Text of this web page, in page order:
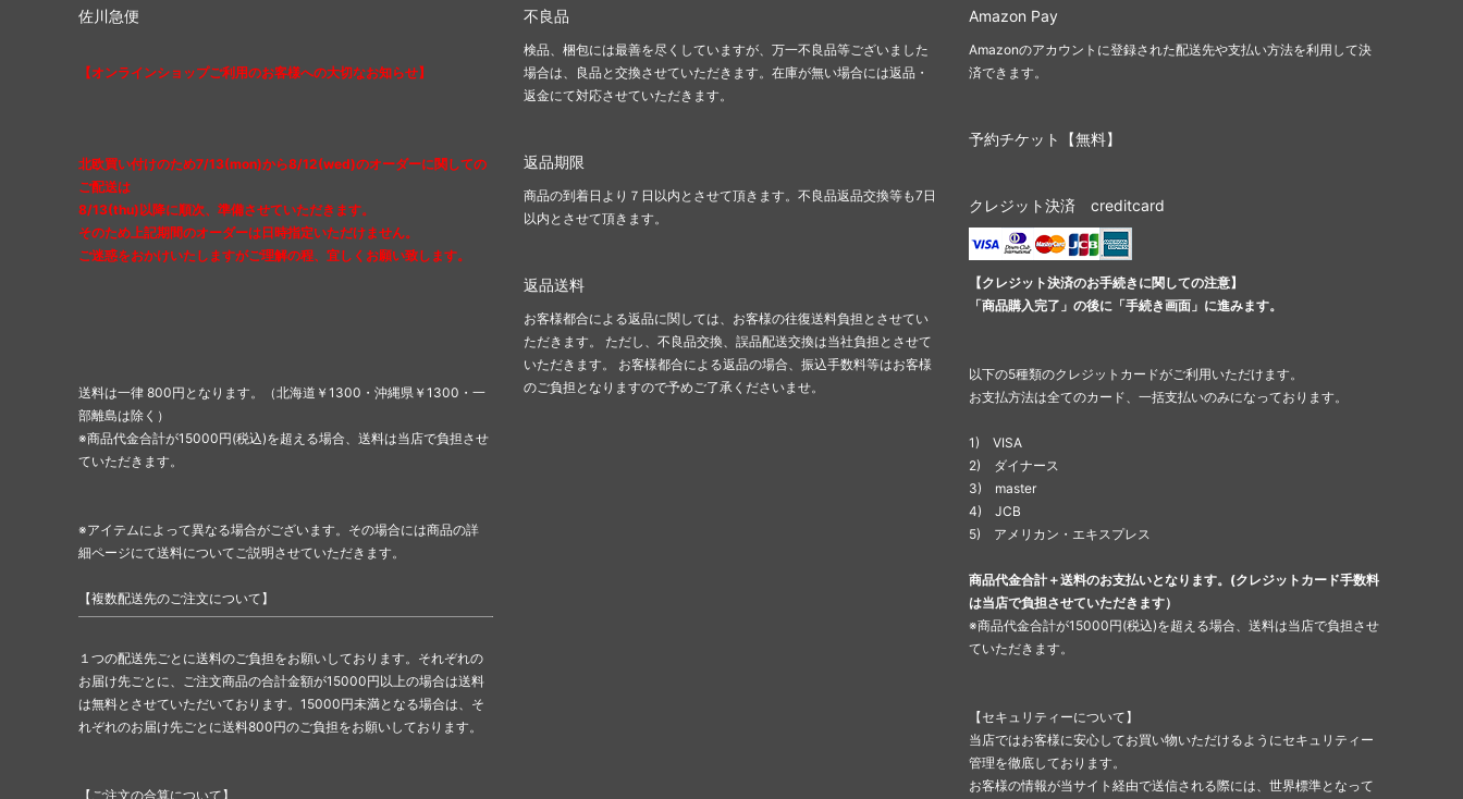
佐川急便
【オンラインショップご利用のお客様への大切なお知らせ】
北欧買い付けのため7/13(mon)から8/12(wed)のオーダーに関しての
ご配送は
8/13(thu)以降に順次、準備させていただきます。
そのため上記期間のオーダーは日時指定いただけません。
ご迷惑をおかけいたしますがご理解の程、宜しくお願い致します。
送料は一律 800円となります。（北海道￥1300・沖縄県￥1300・一
部離島は除く）
※商品代金合計が15000円(税込)を超える場合、送料は当店で負担させ
ていただきます。
※アイテムによって異なる場合がございます。その場合には商品の詳
細ページにて送料についてご説明させていただきます。
【複数配送先のご注文について】
１つの配送先ごとに送料のご負担をお願いしております。それぞれの
お届け先ごとに、ご注文商品の合計金額が15000円以上の場合は送料
は無料とさせていただいております。15000円未満となる場合は、そ
れぞれのお届け先ごとに送料800円のご負担をお願いしております。
【ご注文の合算について】
不良品
検品、梱包には最善を尽くしていますが、万一不良品等ございました
場合は、良品と交換させていただきます。在庫が無い場合には返品・
返金にて対応させていただきます。
返品期限
商品の到着日より７日以内とさせて頂きます。不良品返品交換等も7日
以内とさせて頂きます。
返品送料
お客様都合による返品に関しては、お客様の往復送料負担とさせてい
ただきます。 ただし、不良品交換、誤品配送交換は当社負担とさせて
いただきます。 お客様都合による返品の場合、振込手数料等はお客様
のご負担となりますので予めご了承くださいませ。
Amazon Pay
Amazonのアカウントに登録された配送先や支払い方法を利用して決
済できます。
予約チケット【無料】
クレジット決済 creditcard
【クレジット決済のお手続きに関しての注意】
「商品購入完了」の後に「手続き画面」に進みます。
以下の5種類のクレジットカードがご利用いただけます。
お支払方法は全てのカード、一括支払いのみになっております。
1) VISA
2) ダイナース
3) master
4) JCB
5) アメリカン・エキスプレス
商品代金合計＋送料のお支払いとなります。(クレジットカード手数料
は当店で負担させていただきます）
※商品代金合計が15000円(税込)を超える場合、送料は当店で負担させ
ていただきます。
【セキュリティーについて】
当店ではお客様に安心してお買い物いただけるようにセキュリティー
管理を徹底しております。
お客様の情報が当サイト経由で送信される際には、世界標準となって